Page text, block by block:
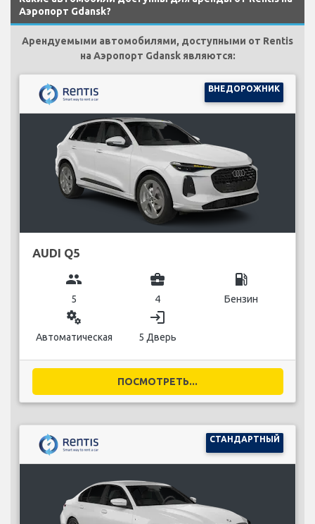
Аэропорт Gdansk?
Арендуемыми автомобилями, доступными от Rentis
на Аэропорт Gdansk являются:
ВНЕДОРОЖНИК
AUDI Q5
group
5
business_center
4
local_gas_station
Бензин
miscellaneous_services
Автоматическая
login
5 Дверь
ПОСМОТРЕТЬ...
СТАНДАРТНЫЙ